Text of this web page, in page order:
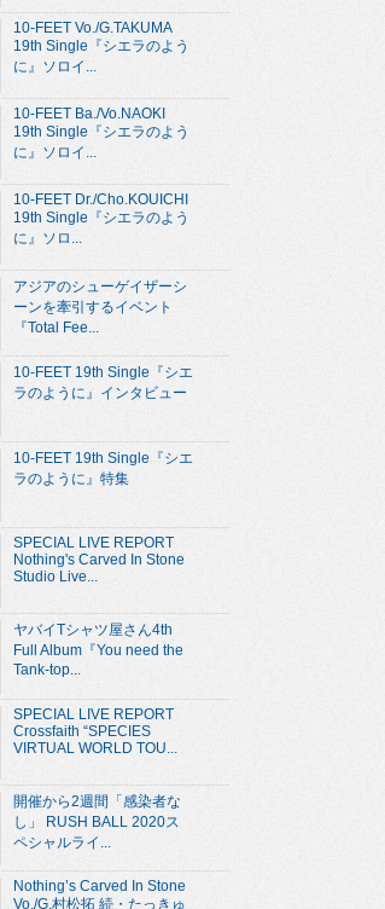
10-FEET Vo./G.TAKUMA
19th Single『シエラのよう
に』ソロイ...
10-FEET Ba./Vo.NAOKI
19th Single『シエラのよう
に』ソロイ...
10-FEET Dr./Cho.KOUICHI
19th Single『シエラのよう
に』ソロ...
アジアのシューゲイザーシ
ーンを牽引するイベント
『Total Fee...
10-FEET 19th Single『シエ
ラのように』インタビュー
10-FEET 19th Single『シエ
ラのように』特集
SPECIAL LIVE REPORT
Nothing's Carved In Stone
Studio Live...
ヤバイTシャツ屋さん4th
Full Album『You need the
Tank-top...
SPECIAL LIVE REPORT
Crossfaith “SPECIES
VIRTUAL WORLD TOU...
開催から2週間「感染者な
し」 RUSH BALL 2020ス
ペシャルライ...
Nothing’s Carved In Stone
Vo./G.村松拓 続・たっきゅ